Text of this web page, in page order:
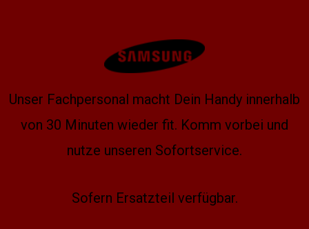
Unser Fachpersonal macht Dein Handy innerhalb
von 30 Minuten wieder fit. Komm vorbei und
nutze unseren Sofortservice.
Sofern Ersatzteil verfügbar.